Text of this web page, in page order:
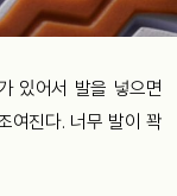
있어서 발을 넣으면
여진다. 너무 발이 꽉